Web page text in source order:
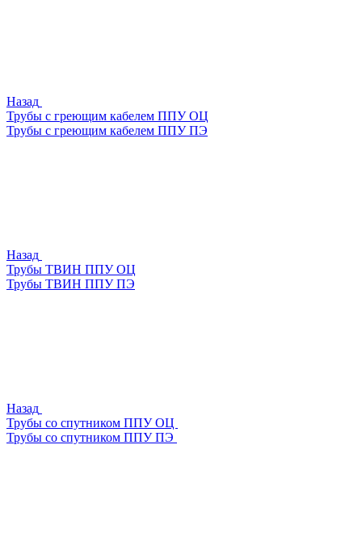
Назад
Трубы с греющим кабелем ППУ ОЦ
Трубы с греющим кабелем ППУ ПЭ
Назад
Трубы ТВИН ППУ ОЦ
Трубы ТВИН ППУ ПЭ
Назад
Трубы со спутником ППУ ОЦ
Трубы со спутником ППУ ПЭ